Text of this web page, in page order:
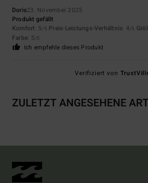
Doris23. November 2025
Produkt gefällt
Komfort: 5/5 Preis-Leistungs-Verhältnis: 4/5
Farbe: 5/5
Ich empfehle dieses Produkt
Verifiziert von
ZULETZT ANGESEHENE